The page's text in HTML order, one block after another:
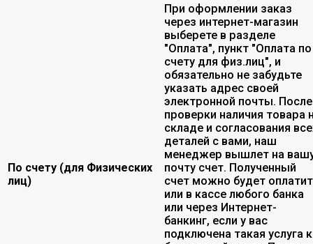
По счету (для Физических
лиц)
При оформлении заказ
через интернет-магазин
выберете в разделе
"Оплата", пункт "Оплата по
счету для физ.лиц", и
обязательно не забудьте
указать адрес своей
электронной почты. После
проверки наличия товара
складе и согласования
деталей с вами, наш
менеджер вышлет на
почту счет. Полученный
счет можно будет
или в кассе любого банка
или через Интернет-
банкинг, если у вас
подключена такая услуга к